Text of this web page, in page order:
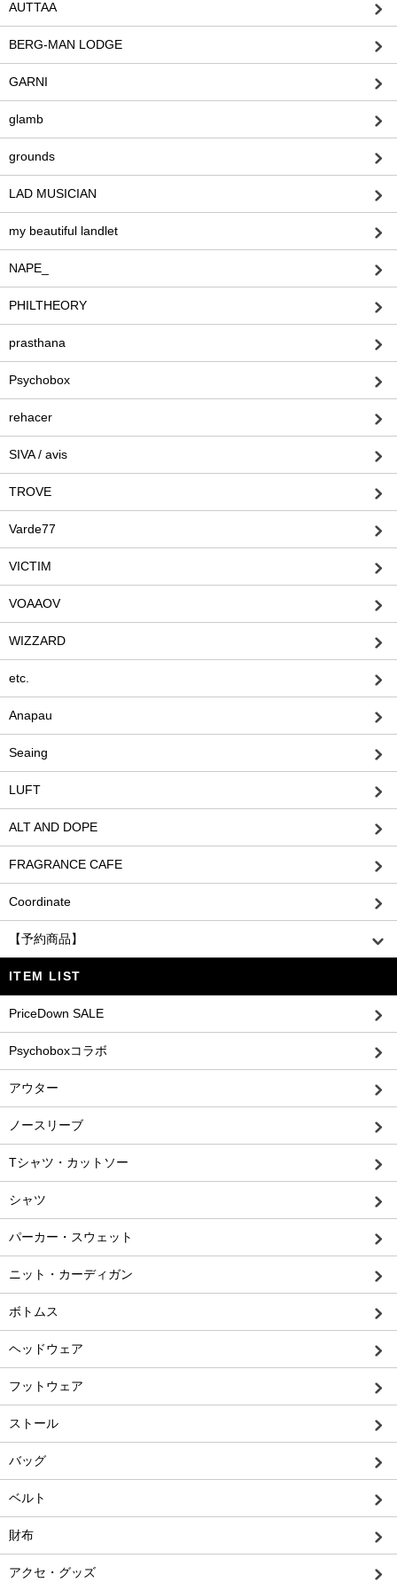
AUTTAA
BERG-MAN LODGE
GARNI
glamb
grounds
LAD MUSICIAN
my beautiful landlet
NAPE_
PHILTHEORY
prasthana
Psychobox
rehacer
SIVA / avis
TROVE
Varde77
VICTIM
VOAAOV
WIZZARD
etc.
Anapau
Seaing
LUFT
ALT AND DOPE
FRAGRANCE CAFE
Coordinate
【予約商品】
ITEM LIST
PriceDown SALE
Psychoboxコラボ
アウター
ノースリーブ
Tシャツ・カットソー
シャツ
パーカー・スウェット
ニット・カーディガン
ボトムス
ヘッドウェア
フットウェア
ストール
バッグ
ベルト
財布
アクセ・グッズ